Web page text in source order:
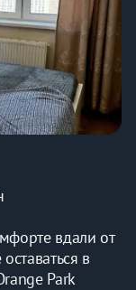
вдали от
в
Park